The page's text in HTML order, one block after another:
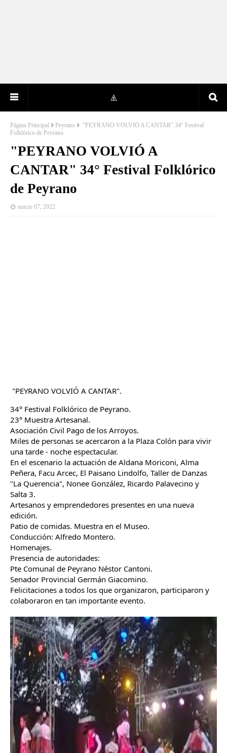
Página Principal Peyrano
"PEYRANO VOLVIÓ A CANTAR" 34° Festival
Folklórico de Peyrano
"PEYRANO VOLVIÓ A
CANTAR" 34° Festival Folklórico
de Peyrano
marzo 07, 2022
"PEYRANO VOLVIÓ A CANTAR".
34° Festival Folklórico de Peyrano.
23° Muestra Artesanal.
Asociación Civil Pago de los Arroyos.
Miles de personas se acercaron a la Plaza Colón para vivir
una tarde - noche espectacular.
En el escenario la actuación de Aldana Moriconi, Alma
Peñera, Facu Arcec, El Paisano Lindolfo, Taller de Danzas
"La Querencia", Nonee González, Ricardo Palavecino y
Salta 3.
Artesanos y emprendedores presentes en una nueva
edición.
Patio de comidas. Muestra en el Museo.
Conducción: Alfredo Montero.
Homenajes.
Presencia de autoridades:
Pte Comunal de Peyrano Néstor Cantoni.
Senador Provincial Germán Giacomino.
Felicitaciones a todos los que organizaron, participaron y
colaboraron en tan importante evento.